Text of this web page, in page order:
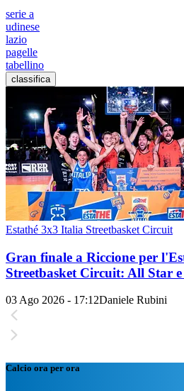
serie a
udinese
lazio
pagelle
tabellino
classifica
Estathé 3x3 Italia Streetbasket Circuit
Gran finale a Riccione per
Streetbasket Circuit: All Star
03 Ago 2026 - 17:12Daniele Rubini
Calcio ora per ora